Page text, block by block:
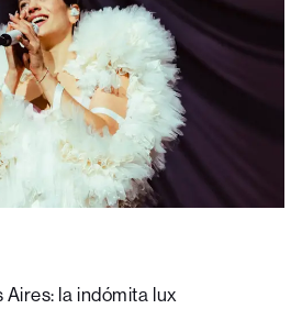
Aires: la indómita lux